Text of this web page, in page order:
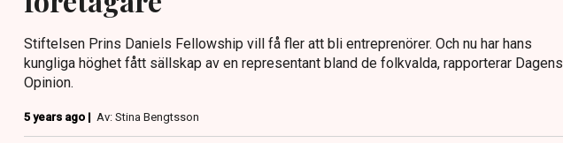
Stiftelsen Prins Daniels Fellowship vill få fler att bli entreprenörer. Och nu har hans
kungliga höghet fått sällskap av en representant bland de folkvalda, rapporterar Dagens
Opinion.
5 years ago | Av: Stina Bengtsson